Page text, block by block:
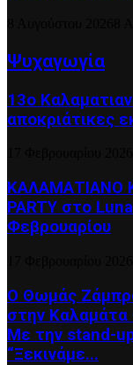
Ψυχαγωγία
13ο
αποκριάτικες
ΚΑΛΑΜΑΤΙΑΝΟ
PARTY στο
Φεβρουαρίου
Ο Θωμάς
στην
Με την stand-
“Ξεκινάμε...